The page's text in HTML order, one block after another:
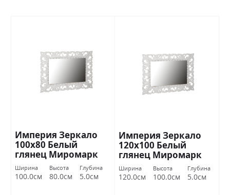
Империя Зеркало
100х80 Белый
глянец Миромарк
Ширина
100.0см
Высота
80.0см
Глубина
5.0см
Империя Зеркало
120х100 Белый
глянец Миромарк
Ширина
120.0см
Высота
100.0см
Глубина
5.0см